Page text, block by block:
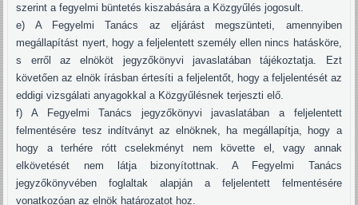
szerint a fegyelmi büntetés kiszabására a Közgyűlés jogosult.
e) A Fegyelmi Tanács az eljárást megszünteti, amennyiben
megállapítást nyert, hogy a feljelentett személy ellen nincs hatásköre,
s erről az elnököt jegyzőkönyvi javaslatában tájékoztatja. Ezt
követően az elnök írásban értesíti a feljelentőt, hogy a feljelentését az
eddigi vizsgálati anyagokkal a Közgyűlésnek terjeszti elő.
f) A Fegyelmi Tanács jegyzőkönyvi javaslatában a feljelentett
felmentésére tesz indítványt az elnöknek, ha megállapítja, hogy a
hogy a terhére rótt cselekményt nem követte el, vagy annak
elkövetését nem látja bizonyítottnak. A Fegyelmi Tanács
jegyzőkönyvében foglaltak alapján a feljelentett felmentésére
vonatkozóan az elnök határozatot hoz.